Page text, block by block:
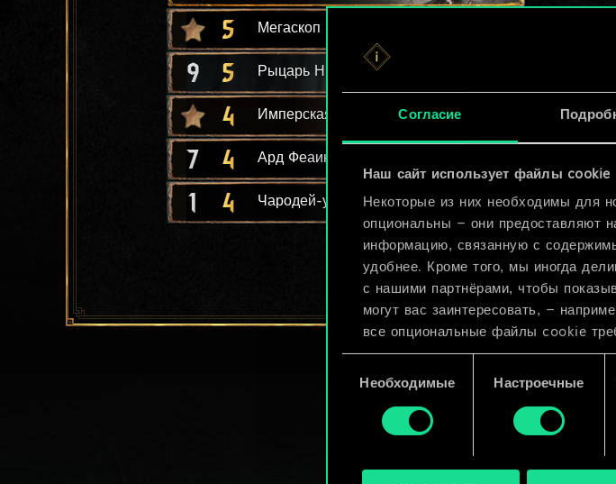
Согласие
Наш сайт использует файлы cookie
Некоторые из них необходимы для
опциональны — они предоставляют
информацию, связанную с
удобнее. Кроме того, мы иногда
с нашими партнёрами, чтобы
могут вас заинтересовать, —
все опциональные файлы cookie
Найти подробную информацию о
«Настройки» ниже.
согласия
Необходимые Настроечные
5 Мегаскоп
9 5 Рыцарь Нильфгаарда
4 Имперская дипломатия
7 4 Ард Феаинн: черепаха
1 4 Чародей-убийца x2